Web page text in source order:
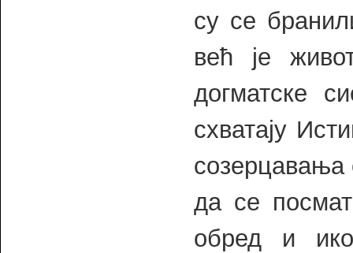
су се
већ је
догматске
схватају
да се
обред и